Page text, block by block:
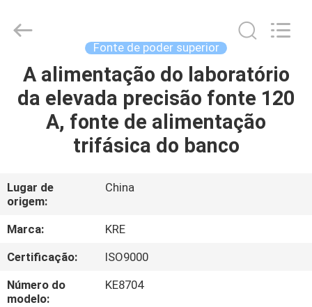
CASA
PRODUTOS
NÓS
EXCURSÃO
DA
FÁBRICA
Enterprises
Reserved.
Fonte de poder superior
A alimentação do laboratório
da elevada precisão fonte 120
A, fonte de alimentação
trifásica do banco
Lugar de
origem:
China
Marca:
KRE
Certificação:
ISO9000
Número do
modelo:
KE8704